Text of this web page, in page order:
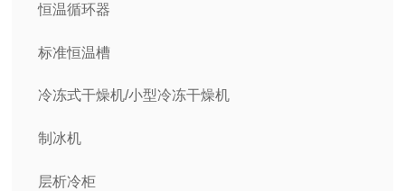
恒温循环器
标准恒温槽
冷冻式干燥机/小型冷冻干燥机
制冰机
层析冷柜